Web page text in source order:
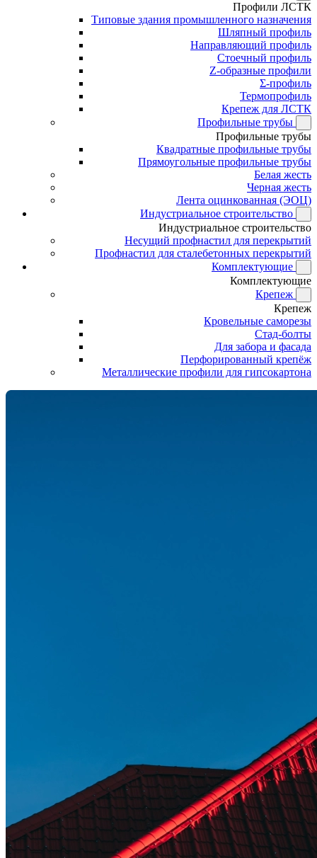
Профили ЛСТК
Типовые здания промышленного назначения
Шляпный профиль
Направляющий профиль
Стоечный профиль
Z-образные профили
Σ-профиль
Термопрофиль
Крепеж для ЛСТК
Профильные трубы
Профильные трубы
Квадратные профильные трубы
Прямоугольные профильные трубы
Белая жесть
Черная жесть
Лента оцинкованная (ЭОЦ)
Индустриальное строительство
Индустриальное строительство
Несущий профнастил для перекрытий
Профнастил для сталебетонных перекрытий
Комплектующие
Комплектующие
Крепеж
Крепеж
Кровельные саморезы
Стад-болты
Для забора и фасада
Перфорированный крепёж
Металлические профили для гипсокартона